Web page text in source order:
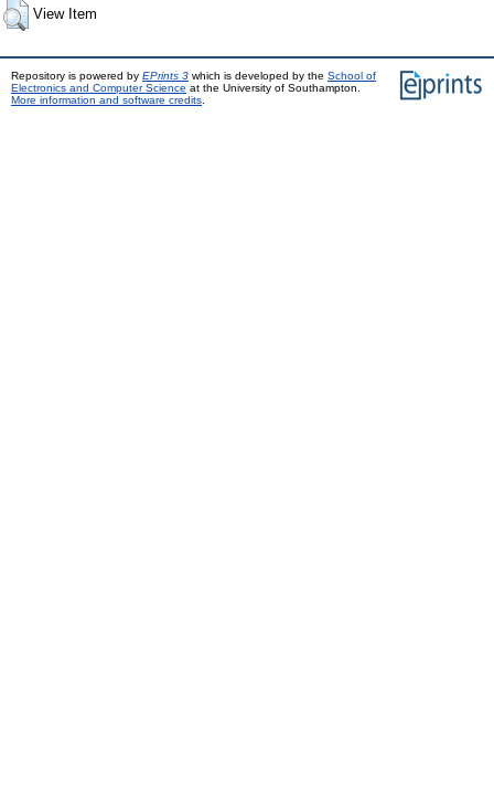
View Item
Repository is powered by EPrints 3 which is developed by the School of
Electronics and Computer Science at the University of Southampton.
More information and software credits